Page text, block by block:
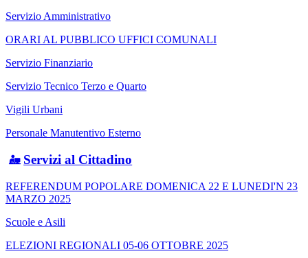
Servizio Amministrativo
ORARI AL PUBBLICO UFFICI COMUNALI
Servizio Finanziario
Servizio Tecnico Terzo e Quarto
Vigili Urbani
Personale Manutentivo Esterno
Servizi al Cittadino
REFERENDUM POPOLARE DOMENICA 22 E LUNEDI'N 23
MARZO 2025
Scuole e Asili
ELEZIONI REGIONALI 05-06 OTTOBRE 2025